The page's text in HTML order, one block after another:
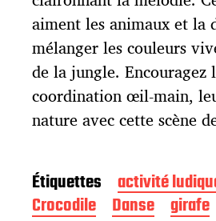
c
a
t
i
o
n
aiment les animaux et la
mélanger les couleurs
de la jungle.
coordination œil-main,
nature avec cette scène
Étiquettes activité
Crocodile
Danse girafe